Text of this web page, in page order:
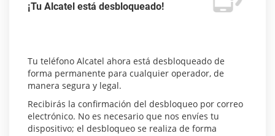
¡Tu Alcatel está desbloqueado!
Tu teléfono Alcatel ahora está desbloqueado de
forma permanente para cualquier operador, de
manera segura y legal.
Recibirás la confirmación del desbloqueo por correo
electrónico. No es necesario que nos envíes tu
dispositivo; el desbloqueo se realiza de forma